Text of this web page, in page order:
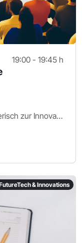
19:00 - 19:45 h
Initiative Innovationskunst - spielerisch zur Innovation
& Innovations